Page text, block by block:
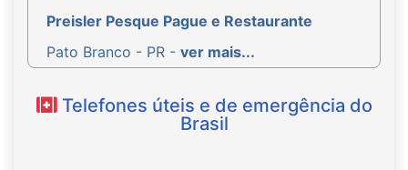
Preisler Pesque Pague e Restaurante
Pato Branco - PR - ver mais...
Telefones úteis e de emergência do
Brasil